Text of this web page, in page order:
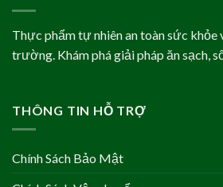
Thực phẩm tự nhiên an toàn sức khỏe
trường. Khám phá giải pháp ăn sạch,
THÔNG TIN HỖ TRỢ
Chính Sách Bảo Mật